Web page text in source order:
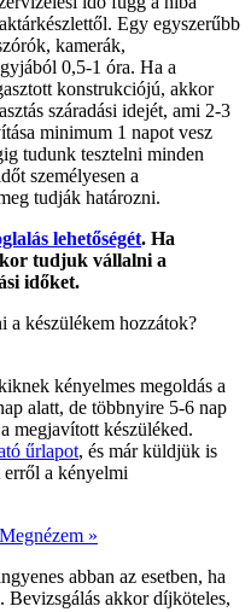
Egy egyszerűbb
kamerák,
0,5-1 óra. Ha a
konstrukciójú, akkor
száradási idejét, ami 2-3
minimum 1 napot vesz
tudunk tesztelni minden
személyesen a
tudják határozni.
lehetőségét. Ha
tudjuk vállalni a
időket.
a készülékem hozzátok?
kényelmes megoldás a
alatt, de többnyire 5-6 nap
megjavított készüléked.
űrlapot, és már küldjük is
erről a kényelmi
Megnézem »
abban az esetben, ha
Bevizsgálás akkor díjköteles,